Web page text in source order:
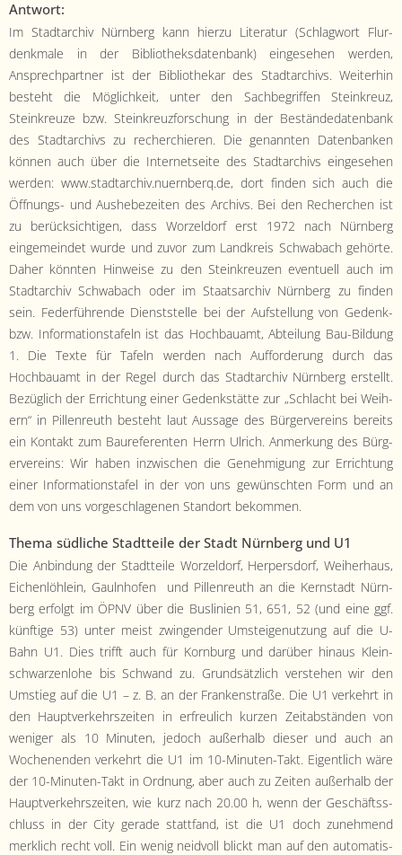
Antwort:
Im Stadtarchiv Nürn­berg kann hierzu Lit­er­atur (Schlag­wort Flur­
denkmale in der Bib­lio­theks­daten­bank) einge­se­hen wer­den,
Ansprech­part­ner ist der Bib­lio­thekar des Stadtarchivs. Weit­er­hin
beste­ht die Möglichkeit, unter den Sach­be­grif­f­en Steinkreuz,
Steinkreuze bzw. Steinkreuz­forschung in der Bestände­daten­bank
des Stadtarchivs zu recher­chieren. Die genan­nten Daten­banken
kön­nen auch über die Inter­net­seite des Stadtarchivs einge­se­hen
wer­den: www.stadtarchiv.nuernberq.de, dort find­en sich auch die
Öff­nungs- und Aushe­bezeit­en des Archivs. Bei den Recherchen ist
zu berück­sichti­gen, dass Worzel­dorf erst 1972 nach Nürn­berg
einge­mein­det wurde und zuvor zum Land­kreis Schwabach gehörte.
Daher kön­nten Hin­weise zu den Steinkreuzen eventuell auch im
Stadtarchiv Schwabach oder im Staat­sarchiv Nürn­berg zu find­en
sein. Fed­er­führende Dien­st­stelle bei der Auf­stel­lung von Gedenk-
bzw. Infor­ma­tion­stafeln ist das Hochbauamt, Abteilung Bau-Bil­dung
1. Die Texte für Tafeln wer­den nach Auf­forderung durch das
Hochbauamt in der Regel durch das Stadtarchiv Nürn­berg erstellt.
Bezüglich der Errich­tung ein­er Gedenkstätte zur „Schlacht bei Wei­h­
ern“ in Pil­len­reuth beste­ht laut Aus­sage des Bürg­ervere­ins bere­its
ein Kon­takt zum Bau­ref­er­enten Her­rn Ulrich. Anmerkung des Bürg­
ervere­ins: Wir haben inzwis­chen die Genehmi­gung zur Errich­tung
ein­er Infor­ma­tion­stafel in der von uns gewün­scht­en Form und an
dem von uns vorgeschla­ge­nen Stan­dort bekommen.
The­ma südliche Stadt­teile der Stadt Nürn­berg und U1
Die Anbindung der Stadt­teile Worzel­dorf, Her­pers­dorf, Wei­her­haus,
Eichen­löh­lein, Gaulnhofen und Pil­len­reuth an die Kern­stadt Nürn­
berg erfol­gt im ÖPNV über die Buslin­ien 51, 651, 52 (und eine ggf.
kün­ftige 53) unter meist zwin­gen­der Umsteigenutzung auf die U-
Bahn U1. Dies trifft auch für Korn­burg und darüber hin­aus Klein­
schwarzen­lo­he bis Schwand zu. Grund­sät­zlich ver­ste­hen wir den
Umstieg auf die U1 – z. B. an der Franken­straße. Die U1 verkehrt in
den Hauptverkehrszeit­en in erfreulich kurzen Zeitab­stän­den von
weniger als 10 Minuten, jedoch außer­halb dieser und auch an
Woch­enen­den verkehrt die U1 im 10-Minuten-Takt. Eigentlich wäre
der 10-Minuten-Takt in Ord­nung, aber auch zu Zeit­en außer­halb der
Hauptverkehrszeit­en, wie kurz nach 20.00 h, wenn der Geschäftss­
chluss in der City ger­ade stat­tfand, ist die U1 doch zunehmend
merk­lich recht voll. Ein wenig nei­d­voll blickt man auf den automa­tis­